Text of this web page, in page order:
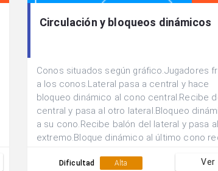
Circulación y bloqueos dinámicos
Conos situados según gráfico.Jugadores
a los conos.Lateral pasa a central y hace
bloqueo dinámico al cono central.Recibe
central y pasa al otro lateral.Bloqueo
a su cono.Recibe balón del lateral y pasa al
extremo.Bloque dinámico al último cono
Dificultad Alta Ver